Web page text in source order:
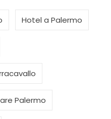
Hotel a Palermo
Palermo